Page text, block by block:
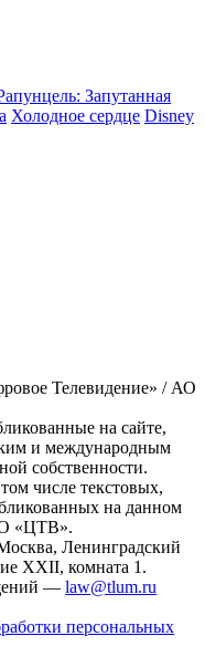
Запутанная
Холодное сердце Disney
Телевидение» / АО
на сайте,
и международным
собственности.
числе текстовых,
на данном
«ЦТВ».
Ленинградский
XXII, комната 1.
— law@tlum.ru
персональных